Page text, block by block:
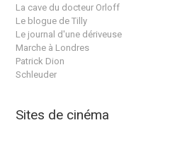
La cave du docteur Orloff
Le blogue de Tilly
Le journal d'une dériveuse
Marche à Londres
Patrick Dion
Schleuder
Sites de cinéma